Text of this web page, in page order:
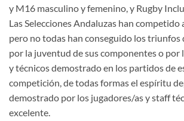
y M16 masculino y femenino, y Rugby
Las Selecciones Andaluzas han competido
pero no todas han conseguido los triunfos
por la juventud de sus componentes o por
y técnicos demostrado en los partidos de
competición, de todas formas el espíritu
demostrado por los jugadores/as y staff
excelente.